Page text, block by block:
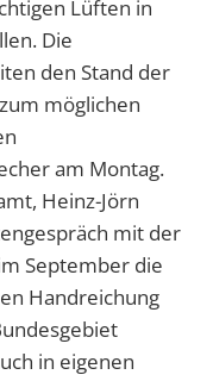
Lüften in
Die
den Stand der
möglichen
am Montag.
Heinz-Jörn
mit der
September die
Handreichung
in eigenen